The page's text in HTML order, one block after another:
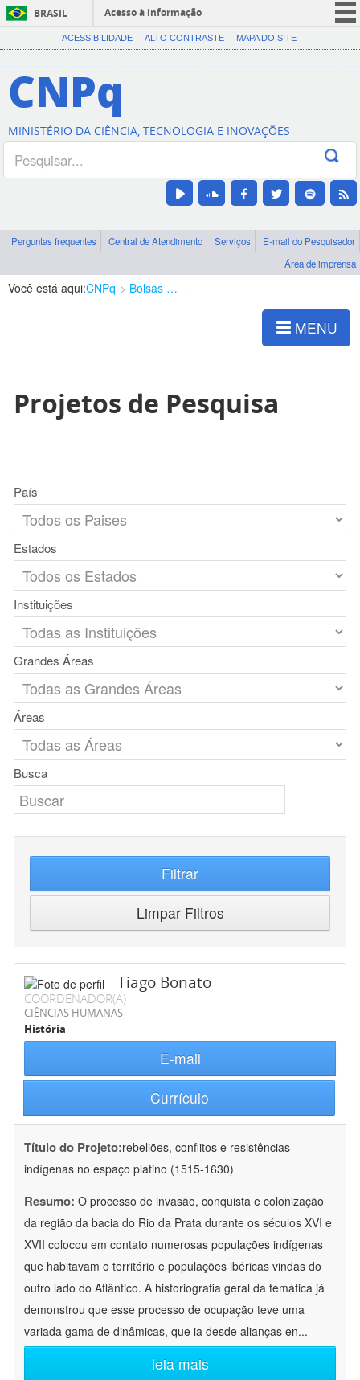
BRASIL
Acesso à informação
CORONAVÍRUS (COVID-19)
Canais
ACESSIBILIDADE ALTO CONTRASTE MAPA DO SITE
CNPq
MINISTÉRIO DA CIÊNCIA, TECNOLOGIA E INOVAÇÕES
Perguntas frequentes Central de Atendimento Serviços
E-mail do Pesquisador
Área de imprensa
Você está aqui:CNPq Bolsas e Auxílios Vigentes
MENU
Projetos de Pesquisa
País
Estados
Instituições
Grandes Áreas
Áreas
Busca
Filtrar
Limpar Filtros
Tiago Bonato
COORDENADOR(A)
CIÊNCIAS HUMANAS
História
E-mail
Currículo
Título do Projeto:rebeliões, conflitos e resistências
indígenas no espaço platino (1515-1630)
Resumo: O processo de invasão, conquista e colonização
da região da bacia do Rio da Prata durante os séculos XVI e
XVII colocou em contato numerosas populações indígenas
que habitavam o território e populações ibéricas vindas do
outro lado do Atlântico. A historiografia geral da temática já
demonstrou que esse processo de ocupação teve uma
variada gama de dinâmicas, que ia desde alianças en...
leia mais